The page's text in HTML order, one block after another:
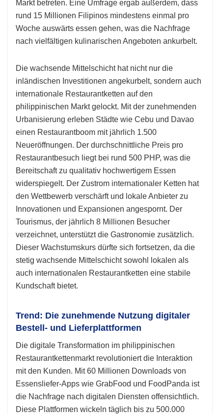
Markt betreten. Eine Umfrage ergab außerdem, dass
rund 15 Millionen Filipinos mindestens einmal pro
Woche auswärts essen gehen, was die Nachfrage
nach vielfältigen kulinarischen Angeboten ankurbelt.
Die wachsende Mittelschicht hat nicht nur die
inländischen Investitionen angekurbelt, sondern auch
internationale Restaurantketten auf den
philippinischen Markt gelockt. Mit der zunehmenden
Urbanisierung erleben Städte wie Cebu und Davao
einen Restaurantboom mit jährlich 1.500
Neueröffnungen. Der durchschnittliche Preis pro
Restaurantbesuch liegt bei rund 500 PHP, was die
Bereitschaft zu qualitativ hochwertigem Essen
widerspiegelt. Der Zustrom internationaler Ketten hat
den Wettbewerb verschärft und lokale Anbieter zu
Innovationen und Expansionen angespornt. Der
Tourismus, der jährlich 8 Millionen Besucher
verzeichnet, unterstützt die Gastronomie zusätzlich.
Dieser Wachstumskurs dürfte sich fortsetzen, da die
stetig wachsende Mittelschicht sowohl lokalen als
auch internationalen Restaurantketten eine stabile
Kundschaft bietet.
Trend: Die zunehmende Nutzung digitaler
Bestell- und Lieferplattformen
Die digitale Transformation im philippinischen
Restaurantkettenmarkt revolutioniert die Interaktion
mit den Kunden. Mit 60 Millionen Downloads von
Essensliefer-Apps wie GrabFood und FoodPanda ist
die Nachfrage nach digitalen Diensten offensichtlich.
Diese Plattformen wickeln täglich bis zu 500.000